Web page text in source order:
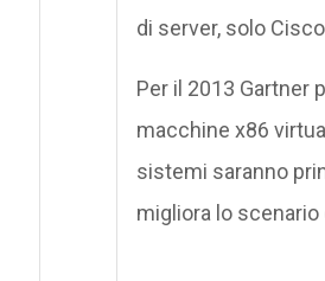
di server, solo
Per il 2013 Gartner
macchine x86
sistemi saranno
migliora lo